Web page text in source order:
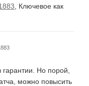
, Ключевое как
гарантии. Но порой,
можно повысить